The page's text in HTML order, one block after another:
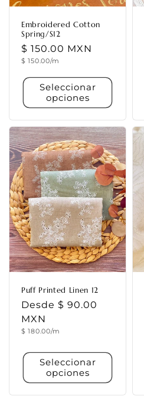
Embroidered Cotton
Spring/S12
Precio
habitual
$ 150.00 MXN
Precio
$ 150.00/m
Seleccionar
opciones
Puff Printed Linen 12
Precio
habitual
Desde $ 90.00
MXN
Precio
$ 180.00/m
Seleccionar
opciones